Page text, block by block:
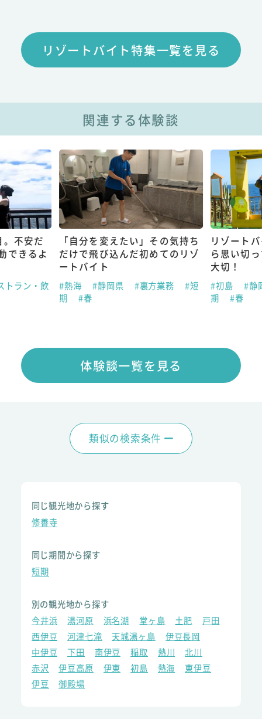
リゾートバイト特集一覧を見る
関連する体験談
不安だ
できるよ
トラン・飲
「自分を変えたい」その気持ち
だけで飛び込んだ初めてのリゾ
ートバイト
#熱海 #静岡県 #裏方業務
#短
期
#春
リゾート
ら思い切
大切！
#初島
#静
期
#春
体験談一覧を見る
類似の検索条件
同じ観光地から探す
修善寺
同じ期間から探す
短期
別の観光地から探す
今井浜
湯河原 浜名湖 堂ヶ島 土肥
戸田
西伊豆
河津七滝 天城湯ヶ島
伊豆長岡
中伊豆
下田 南伊豆 稲取 熱川
北川
赤沢
伊豆高原 伊東 初島 熱海
東伊豆
伊豆
御殿場